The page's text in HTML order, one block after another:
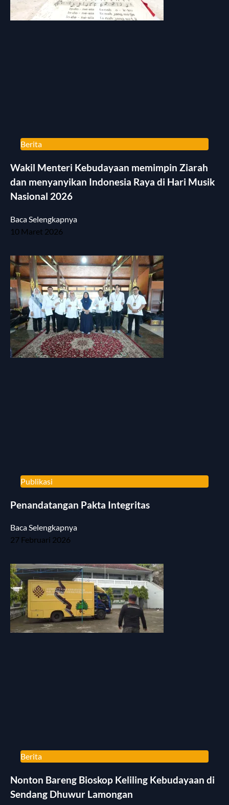
Berita
Wakil Menteri Kebudayaan memimpin Ziarah
dan menyanyikan Indonesia Raya di Hari Musik
Nasional 2026
Baca Selengkapnya
10 Maret 2026
Publikasi
Penandatangan Pakta Integritas
Baca Selengkapnya
27 Februari 2026
Berita
Nonton Bareng Bioskop Keliling Kebudayaan di
Sendang Dhuwur Lamongan